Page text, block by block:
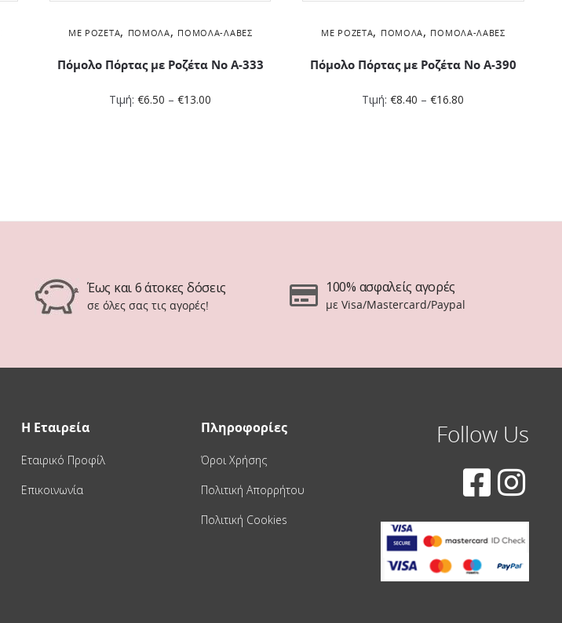
ΜΕ ΡΟΖΈΤΑ, ΠΌΜΟΛΑ, ΠΌΜΟΛΑ-ΛΑΒΈΣ
Πόμολο Πόρτας με Ροζέτα No Α-333
Τιμή:€6.50 –€13.00
ΜΕ ΡΟΖΈΤΑ, ΠΌΜΟΛΑ, ΠΌΜΟΛΑ-ΛΑΒΈΣ
Πόμολο Πόρτας με Ροζέτα No Α-390
Τιμή:€8.40 –€16.80
Έως και 6 άτοκες δόσεις
σε όλες σας τις αγορές!
100% ασφαλείς αγορές
με Visa/Mastercard/Paypal
Η Εταιρεία
Εταιρικό Προφίλ
Επικοινωνία
Πληροφορίες
Όροι Χρήσης
Πολιτική Απορρήτου
Πολιτική Cookies
Follow Us